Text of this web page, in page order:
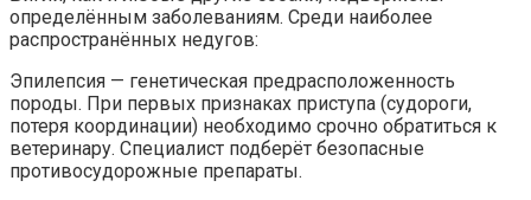
определённым заболеваниям. Среди наиболее
распространённых недугов:
Эпилепсия — генетическая предрасположенность
породы. При первых признаках приступа (судороги,
потеря координации) необходимо срочно обратиться к
ветеринару. Специалист подберёт безопасные
противосудорожные препараты.